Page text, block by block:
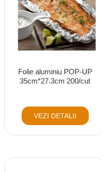
Folie aluminiu POP-UP
35cm*27.3cm 200/cut
VEZI DETALII